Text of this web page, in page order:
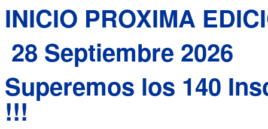
INICIO PROXIMA
28 Septiembre 2026
Superemos los 140
!!!